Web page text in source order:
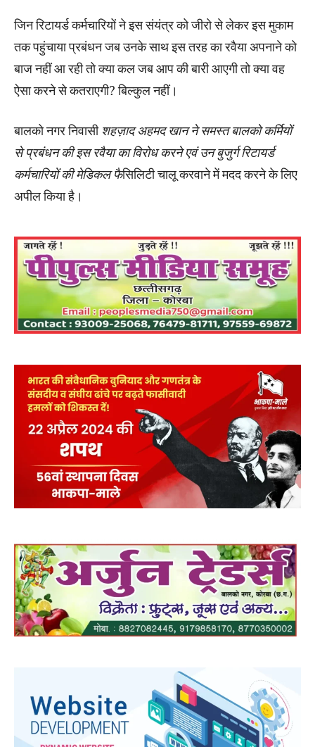
जिन रिटायर्ड कर्मचारियों ने इस संयंत्र को जीरो से लेकर इस मुकाम
तक पहुंचाया प्रबंधन जब उनके साथ इस तरह का रवैया अपनाने को
बाज नहीं आ रही तो क्या कल जब आप की बारी आएगी तो क्या वह
ऐसा करने से कतराएगी? बिल्कुल नहीं।
बालको नगर निवासी शहज़ाद अहमद खान ने समस्त बालको कर्मियों
से प्रबंधन की इस रवैया का विरोध करने एवं उन बुजुर्ग रिटायर्ड
कर्मचारियों की मेडिकल फैसिलिटी चालू करवाने में मदद करने के लिए
अपील किया है।